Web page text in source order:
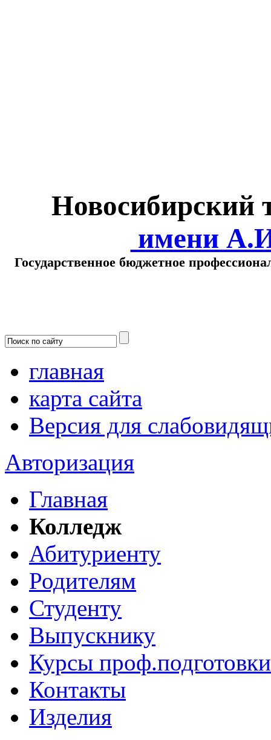
Новосибирский
имени
Государственное бюджетное
главная
карта сайта
Версия для
Авторизация
Главная
Колледж
Абитуриенту
Родителям
Студенту
Выпускнику
Курсы проф.подготовки
Контакты
Изделия